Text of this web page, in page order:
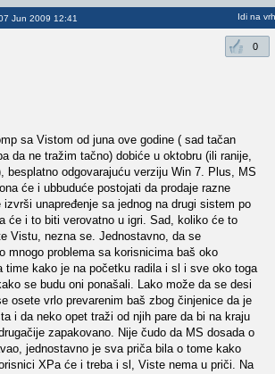
Jun 2009 12:41 Idi na vrh
0
sa Vistom od juna ove godine ( sad tačan
da ne tražim tačno) dobiće u oktobru (ili ranije,
besplatno odgovarajuću verziju Win 7. Plus, MS
će i ubbuduće postojati da prodaje razne
unapređenje sa jednog na drugi sistem po
će i to biti verovatno u igri. Sad, koliko će to
Vistu, nezna se. Jednostavno, da se
mnogo problema sa korisnicima baš oko
time kako je na početku radila i sl i sve oko toga
se budu oni ponašali. Lako može da se desi
osete vrlo prevarenim baš zbog činjenice da je
i da neko opet traži od njih pare da bi na kraju
zapakovano. Nije čudo da MS dosada o
jednostavno je sva priča bila o tome kako
XPa će i treba i sl, Viste nema u priči. Na